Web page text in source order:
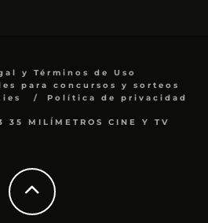
y Términos de Uso
para concursos y sorteos
Política de privacidad
MILÍMETROS CINE Y TV